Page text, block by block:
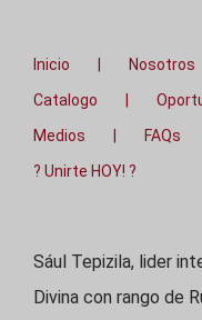
Inicio Nosotros
Catalogo
Medios
FAQs
? Unirte HOY! ?
Sául Tepizila, lider
Divina con rango de